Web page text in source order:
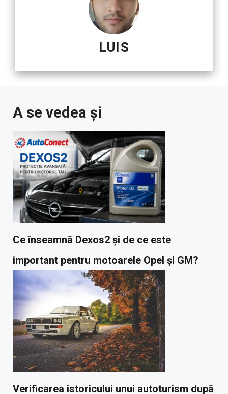
LUIS
A se vedea și
Ce înseamnă Dexos2 și de ce este
important pentru motoarele Opel și GM?
Verificarea istoricului unui autoturism după